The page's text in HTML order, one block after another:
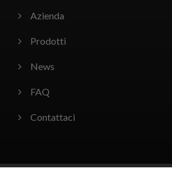
Azienda
Prodotti
News
FAQ
Contattaci